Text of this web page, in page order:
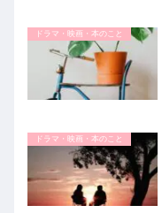
ドラマ・映画・本のこと
ドラマ・映画・本のこと